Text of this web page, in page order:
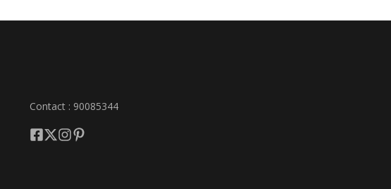
Contact : 90085344